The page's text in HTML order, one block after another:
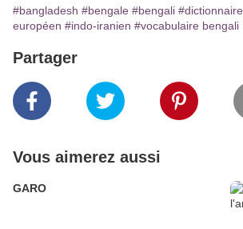
#bangladesh #bengale #bengali #dictionnaire
européen #indo-iranien #vocabulaire bengali
Partager
Vous aimerez aussi
GARO